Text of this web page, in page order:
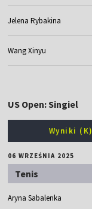
Jelena Rybakina
Wang Xinyu
US Open: Singiel
Wyniki (K)
06 WRZEŚNIA 2025
Tenis
Aryna Sabalenka